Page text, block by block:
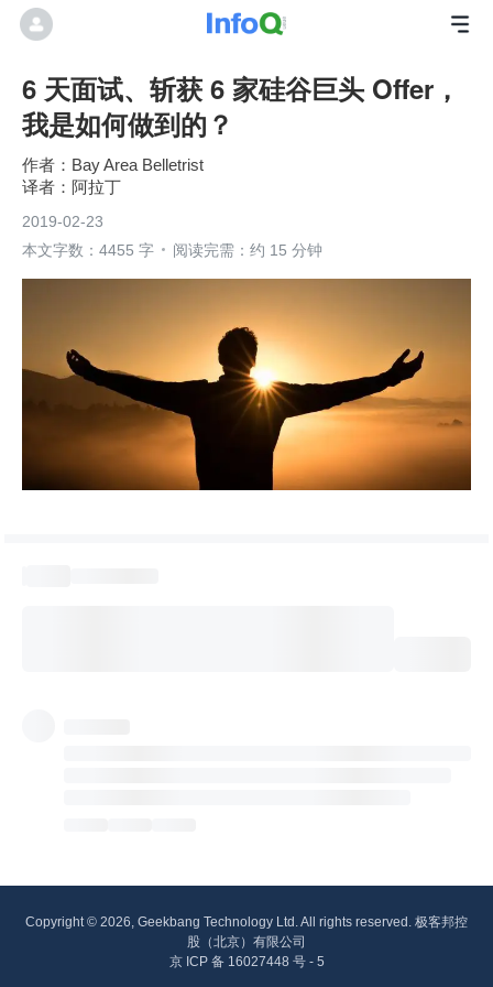
6 天面试、斩获 6 家硅谷巨头 Offer，
我是如何做到的？
Bay Area Belletrist
阿拉丁
2019-02-23
本文字数：4455 字
阅读完需：约 15 分钟
Copyright © 2026, Geekbang Technology Ltd. All rights reserved. 极客邦控
股（北京）有限公司
京 ICP 备 16027448 号 - 5